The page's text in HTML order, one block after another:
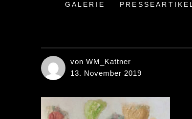
GALERIE PRESSEARTIKEL
von WM_Kattner
13. November 2019